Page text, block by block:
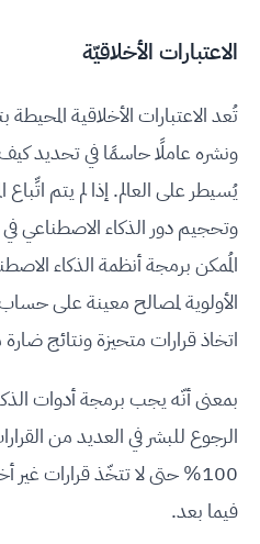
الاعتبارات الأخلاقيّة
تُعد الاعتبارات الأخلاقية
ونشره عاملًا حاسمًا في تحديد
يُسيطر على العالم. إذا لم يتم اتِّباع
وتحجيم دور الذكاء الاصطناعي في
المُمكن برمجة أنظمة الذكاء
الأولوية لمصالح معينة على
اتخاذ قرارات متحيزة ونتائج
بمعنى أنّه يجب برمجة أدوات
الرجوع للبشر في العديد من
100% حتى لا تتخّذ قرارات غير
فيما بعد.